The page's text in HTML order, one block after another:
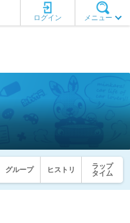
メニュー
ログイン
グループ ヒストリ
ラップ
タイム